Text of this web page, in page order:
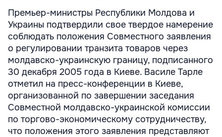
Премьер-министры Республики Молдова и
Украины подтвердили свое твердое намерение
соблюдать положения Совместного заявления
о регулировании транзита товаров через
молдавско-украинскую границу, подписанного
30 декабря 2005 года в Киеве. Василе Тарле
отметил на пресс-конференции в Киеве,
организованной по завершении заседания
Совместной молдавско-украинской комиссии
по торгово-экономическому сотрудничеству,
что положения этого заявления представляют